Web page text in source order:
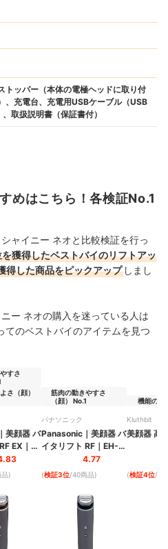
トッパー（本体の電極ヘッドに取り付
、充電台、充電用USBケーブル（USB
取扱説明書（保証書付）
めはこちら！各検証No.1
ャイニー ネオと比較検証を行っ
獲得したベストバイのリフトアッ
得した商品をピックアップ しまし
ー ネオの購入を迷っている人は
てのベストバイのアイテムを見つ
すさ
さ（顔）
｜ 美顔器 バ
EX ｜
品)
筋肉の動きやすさ
（顔） No.1
パナソニック
Panasonic ｜ 美顔器 バ
イタリフト RF ｜ EH-
4.77
(検証3位/40商品)
機能の充
Kluthbit
美顔器 高
(検証4位/40